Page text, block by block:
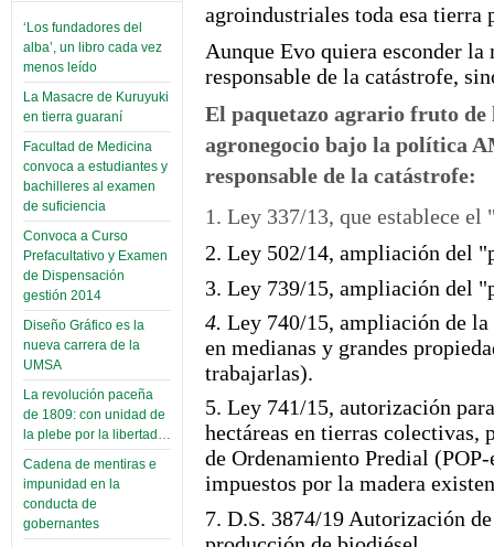
‘Los fundadores del
alba’, un libro cada vez
menos leído
La Masacre de Kuruyuki
en tierra guaraní
Facultad de Medicina
convoca a estudiantes y
bachilleres al examen
de suficiencia
Convoca a Curso
Prefacultativo y Examen
de Dispensación
gestión 2014
Diseño Gráfico es la
nueva carrera de la
UMSA
La revolución paceña
de 1809: con unidad de
la plebe por la libertad…
Cadena de mentiras e
impunidad en la
conducta de
gobernantes
agroindustriales toda esa tierra
Aunque Evo quiera esconder
responsable de la catástrofe,
El paquetazo agrario fruto
agronegocio bajo la política
responsable de la catástrofe:
1. Ley 337/13, que establece el
2. Ley 502/14, ampliación del
3. Ley 739/15, ampliación del
4. Ley 740/15, ampliación de
en medianas y grandes
trabajarlas).
5. Ley 741/15, autorización
hectáreas en tierras colectivas,
de Ordenamiento Predial
impuestos por la madera
7. D.S. 3874/19 Autorización